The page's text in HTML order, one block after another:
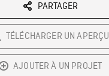
PARTAGER
TÉLÉCHARGER UN APERÇU
AJOUTER À UN PROJET